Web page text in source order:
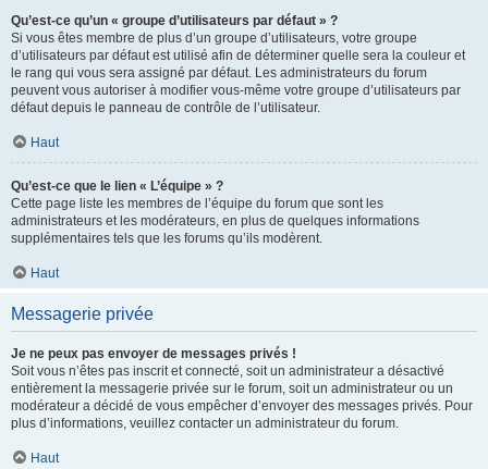
Qu’est-ce qu’un « groupe d’utilisateurs par défaut » ?
Si vous êtes membre de plus d’un groupe d’utilisateurs, votre groupe
d’utilisateurs par défaut est utilisé afin de déterminer quelle sera la couleur et
le rang qui vous sera assigné par défaut. Les administrateurs du forum
peuvent vous autoriser à modifier vous-même votre groupe d’utilisateurs par
défaut depuis le panneau de contrôle de l’utilisateur.
Haut
Qu’est-ce que le lien « L’équipe » ?
Cette page liste les membres de l’équipe du forum que sont les
administrateurs et les modérateurs, en plus de quelques informations
supplémentaires tels que les forums qu’ils modèrent.
Haut
Messagerie privée
Je ne peux pas envoyer de messages privés !
Soit vous n’êtes pas inscrit et connecté, soit un administrateur a désactivé
entièrement la messagerie privée sur le forum, soit un administrateur ou un
modérateur a décidé de vous empêcher d’envoyer des messages privés. Pour
plus d’informations, veuillez contacter un administrateur du forum.
Haut